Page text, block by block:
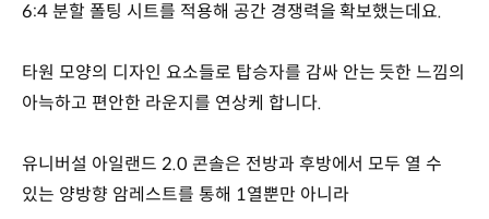
6:4 분할 폴팅 시트를 적용해 공간 경쟁력을 확보했는데요.
타원 모양의 디자인 요소들로 탑승자를 감싸 안는 듯한 느낌의
아늑하고 편안한 라운지를 연상케 합니다.
유니버설 아일랜드 2.0 콘솔은 전방과 후방에서 모두 열 수
있는 양방향 암레스트를 통해 1열뿐만 아니라